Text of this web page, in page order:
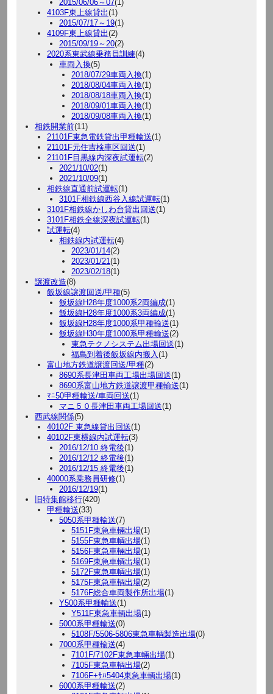
2015/06/06～07(1)
4103F東上線貸出(1)
2015/07/17～19(1)
4109F東上線貸出(2)
2015/09/19～20(2)
2020系東武線乗務員訓練(4)
車両入換(5)
2018/07/29車両入換(1)
2018/08/04車両入換(1)
2018/08/18車両入換(1)
2018/09/01車両入換(1)
2018/09/08車両入換(1)
相鉄開業前(11)
21101F東急電鉄貸出甲種輸送(1)
21101F元住吉検車区回送(1)
21101F目黒線内深夜試運転(2)
2021/10/02(1)
2021/10/09(1)
相鉄線直通前試運転(1)
3101F相鉄線西谷入線試運転(1)
3101F相鉄線かしわ台貸出回送(1)
3101F相鉄全線深夜試運転(1)
試運転(4)
相鉄線内試運転(4)
2023/01/14(2)
2023/01/21(1)
2023/02/18(1)
譲渡改造(8)
飯坂線譲渡回送/甲種(5)
飯坂線H28年度1000系2両編成(1)
飯坂線H28年度1000系3両編成(1)
飯坂線H28年度1000系甲種輸送(1)
飯坂線H30年度1000系甲種輸送(2)
東急テクノシステム出場回送(1)
福島到着後飯坂線内搬入(1)
富山地方鉄道譲渡回送/甲種(2)
8690系長津田車両工場出場回送(1)
8690系富山地方鉄道譲渡甲種輸送(1)
ﾏﾆ50甲種輸送/車両回送(1)
マニ５０長津田車両工場回送(1)
西武線関係(5)
40102F 東急線貸出回送(1)
40102F東横線内試運転(3)
2016/12/10 終電後(1)
2016/12/12 終電後(1)
2016/12/15 終電後(1)
40000系乗務員研修(1)
2016/12/19(1)
旧特集館移行(420)
甲種輸送(33)
5050系甲種輸送(7)
5151F東急車輛出場(1)
5155F東急車輌出場(1)
5156F東急車輛出場(1)
5169F東急車輌出場(1)
5172F東急車輌出場(1)
5175F東急車輌出場(2)
5176F総合車両製作所出場(1)
Y500系甲種輸送(1)
Y511F東急車輌出場(1)
5000系甲種輸送(0)
5108F/5506-5806東急車輌製造出場(0)
7000系甲種輸送(4)
7101F/7102F東急車輛出場(1)
7105F東急車輌出場(2)
7106F+ｻﾊ5404東急車輌出場(1)
6000系甲種輸送(2)